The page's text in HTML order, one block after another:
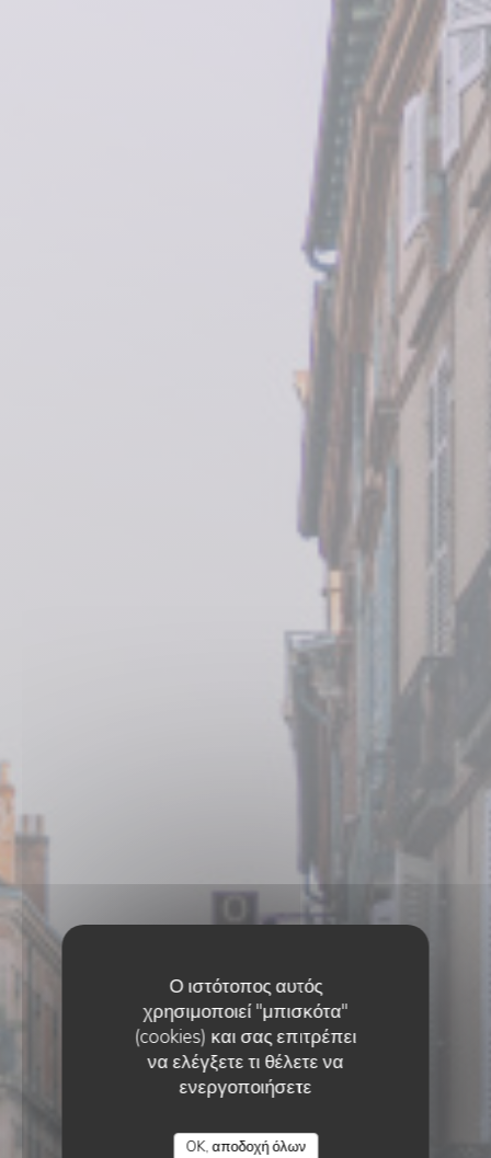
Ο ιστότοπος αυτός
χρησιμοποιεί "μπισκότα"
(cookies) και σας επιτρέπει
να ελέγξετε τι θέλετε να
ενεργοποιήσετε
OK, αποδοχή όλων